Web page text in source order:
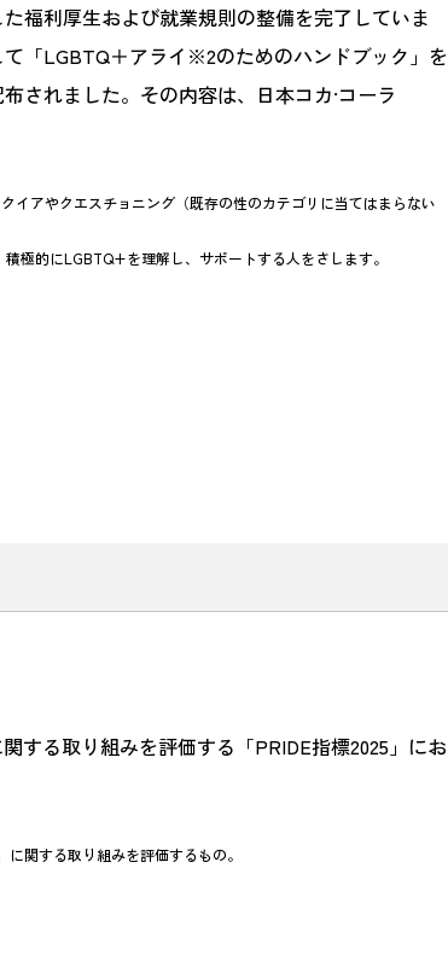
福利厚生および就業規則の整備を完了していま
「LGBTQ＋アライ※2のためのハンドブック」を
されました。その内容は、日本コカ·コーラ
イアやクエスチョニング（既存の性のカテゴリに当てはまらない
極的にLGBTQ+を理解し、サポートする人をさします。
する取り組みを評価する「PRIDE指標2025」にお
関する取り組みを評価するもの。